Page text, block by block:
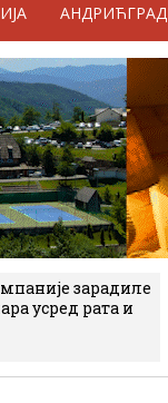
АНДРИЋГРАД
зарадиле
усред рата и